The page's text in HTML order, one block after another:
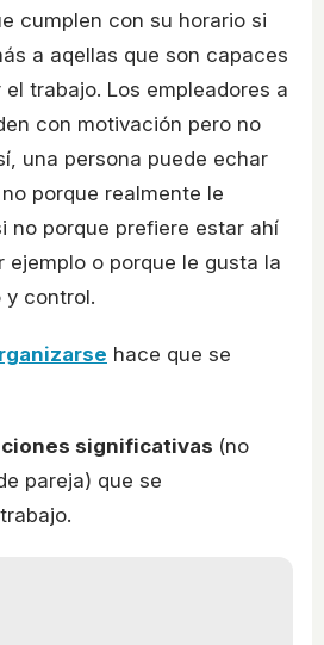
cumplen con su horario si
a aqellas que son capaces
trabajo. Los empleadores a
con motivación pero no
una persona puede echar
porque realmente le
no porque prefiere estar ahí
ejemplo o porque le gusta la
y control.
hace que se
significativas (no
pareja) que se